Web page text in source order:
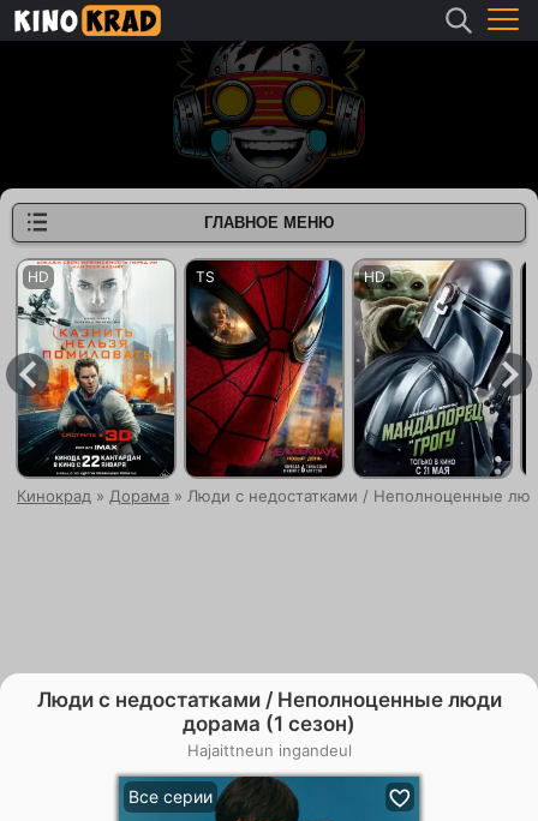
Кинокрад » Дорама » Люди с недостатками / Неполноценные
Люди с недостатками / Неполноценные люди
дорама (1 сезон)
Hajaittneun ingandeul
Все серии
ГЛАВНОЕ МЕНЮ